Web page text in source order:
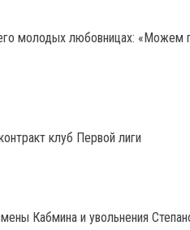
молодых любовницах: «Можем
клуб Первой лиги